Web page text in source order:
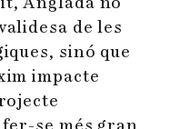
de les
sinó que
impacte